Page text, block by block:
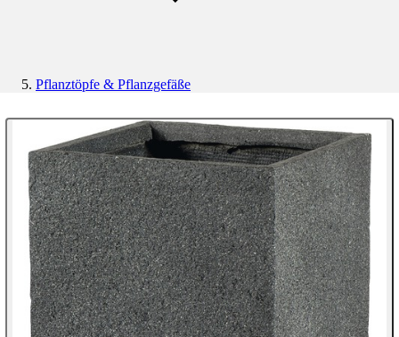
Pflanztöpfe & Pflanzgefäße